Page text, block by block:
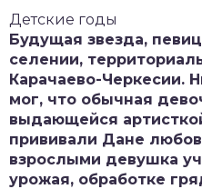
Детские годы
Будущая звезда,
селении,
Карачаево-Черкесии.
мог, что обычная
выдающейся
прививали Дане
взрослыми девушка
урожая, обработке